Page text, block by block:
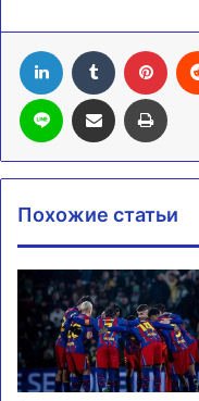
LinkedIn Tumblr
Line Поделиться через электронную почту
Похожие статьи